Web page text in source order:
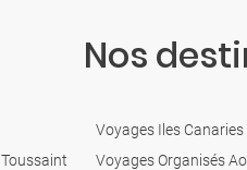
Nos
Voyages Iles Canaries
Voyages Organisés